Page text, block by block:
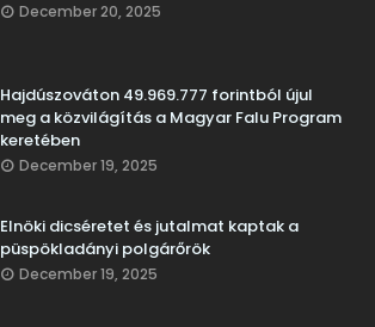
December 20, 2025
Hajdúszováton 49.969.777 forintból újul
meg a közvilágítás a Magyar Falu Program
keretében
December 19, 2025
Elnöki dicséretet és jutalmat kaptak a
püspökladányi polgárőrök
December 19, 2025